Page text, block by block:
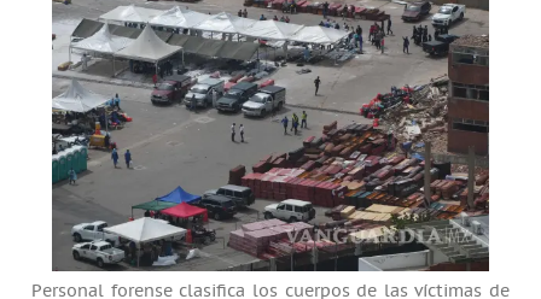
Personal forense clasifica los cuerpos de las víctimas de